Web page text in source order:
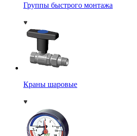
Группы быстрого монтажа
Краны шаровые